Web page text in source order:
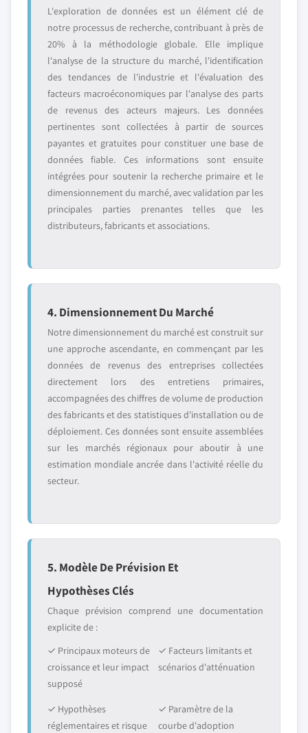
L'exploration de données est un élément clé de
notre processus de recherche, contribuant à près de
20% à la méthodologie globale. Elle implique
l'analyse de la structure du marché, l'identification
des tendances de l'industrie et l'évaluation des
facteurs macroéconomiques par l'analyse des parts
de revenus des acteurs majeurs. Les données
pertinentes sont collectées à partir de sources
payantes et gratuites pour constituer une base de
données fiable. Ces informations sont ensuite
intégrées pour soutenir la recherche primaire et le
dimensionnement du marché, avec validation par les
principales parties prenantes telles que les
distributeurs, fabricants et associations.
4. Dimensionnement Du Marché
Notre dimensionnement du marché est construit sur
une approche ascendante, en commençant par les
données de revenus des entreprises collectées
directement lors des entretiens primaires,
accompagnées des chiffres de volume de production
des fabricants et des statistiques d'installation ou de
déploiement. Ces données sont ensuite assemblées
sur les marchés régionaux pour aboutir à une
estimation mondiale ancrée dans l'activité réelle du
secteur.
5. Modèle De Prévision Et
Hypothèses Clés
Chaque prévision comprend une documentation
explicite de :
✓ Principaux moteurs de
croissance et leur impact
supposé
✓ Facteurs limitants et
scénarios d'atténuation
✓ Hypothèses
réglementaires et risque
✓ Paramètre de la
courbe d'adoption